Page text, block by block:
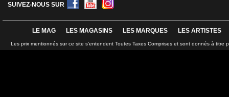
SUIVEZ-NOUS SUR
LE MAG LES MAGASINS LES MARQUES LES ARTISTES
Les prix mentionnés sur ce site s'entendent Toutes Taxes Comprises et sont donnés à